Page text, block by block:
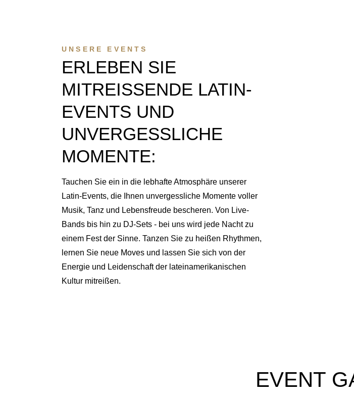
UNSERE EVENTS
ERLEBEN SIE
MITREISSENDE LATIN-E
VENTS UND U
NVERGESSLICHE M
OMENTE:
Tauchen Sie ein in die lebhafte Atmosphäre unserer
Latin-Events, die Ihnen unvergessliche Momente voller
Musik, Tanz und Lebensfreude bescheren. Von Live-
Bands bis hin zu DJ-Sets - bei uns wird jede Nacht zu
einem Fest der Sinne. Tanzen Sie zu heißen Rhythmen,
lernen Sie neue Moves und lassen Sie sich von der
Energie und Leidenschaft der lateinamerikanischen
Kultur mitreißen.
EVENT